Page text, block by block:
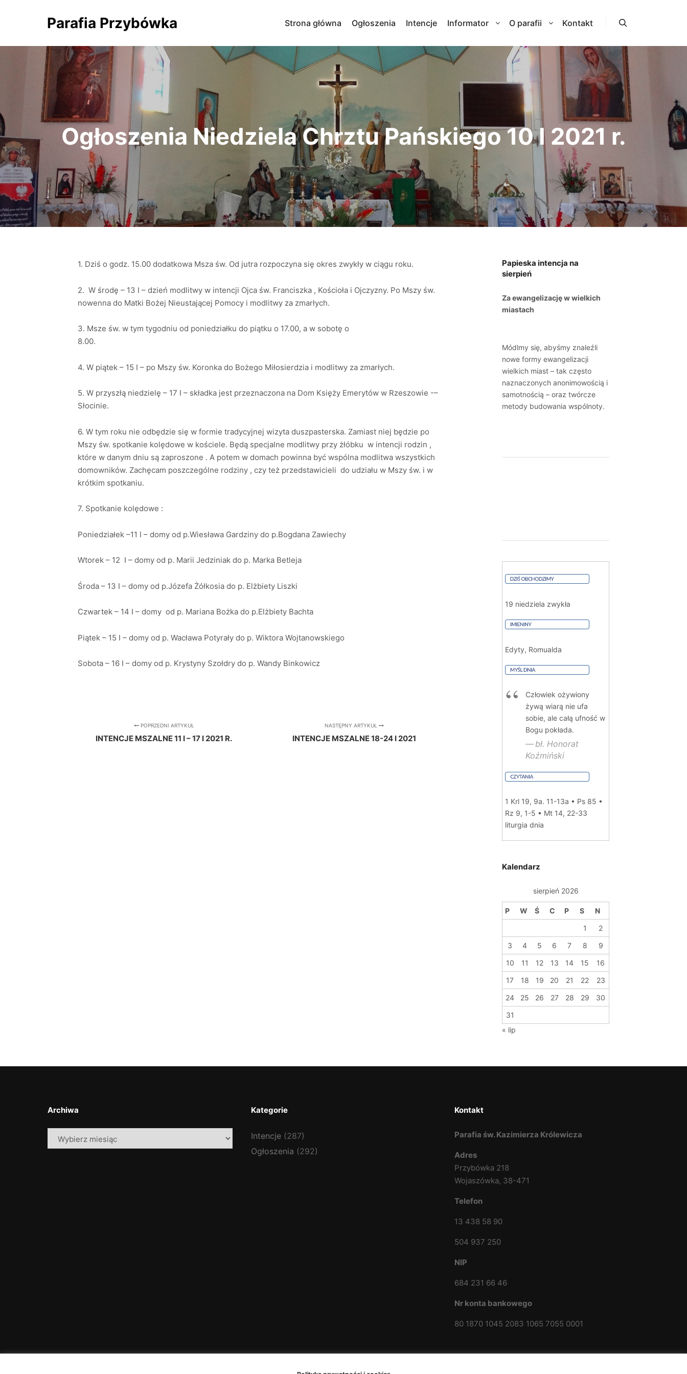
Parafia Przybówka Strona główna Ogłoszenia Intencje Informator O parafii Kontakt
Ogłoszenia Niedziela Chrztu Pańskiego 10 I 2021 r.
1. Dziś o godz. 15.00 dodatkowa Msza św. Od jutra rozpoczyna się okres zwykły w ciągu roku.
2. W środę – 13 I – dzień modlitwy w intencji Ojca św. Franciszka , Kościoła i Ojczyzny. Po Mszy św.
nowenna do Matki Bożej Nieustającej Pomocy i modlitwy za zmarłych.
3. Msze św. w tym tygodniu od poniedziałku do piątku o 17.00, a w sobotę o
8.00.
4. W piątek – 15 I – po Mszy św. Koronka do Bożego Miłosierdzia i modlitwy za zmarłych.
5. W przyszłą niedzielę – 17 I – składka jest przeznaczona na Dom Księży Emerytów w Rzeszowie -–
Słocinie.
6. W tym roku nie odbędzie się w formie tradycyjnej wizyta duszpasterska. Zamiast niej będzie po
Mszy św. spotkanie kolędowe w kościele. Będą specjalne modlitwy przy żłóbku w intencji rodzin ,
które w danym dniu są zaproszone . A potem w domach powinna być wspólna modlitwa wszystkich
domowników. Zachęcam poszczególne rodziny , czy też przedstawicieli do udziału w Mszy św. i w
krótkim spotkaniu.
7. Spotkanie kolędowe :
Poniedziałek –11 I – domy od p.Wiesława Gardziny do p.Bogdana Zawiechy
Wtorek – 12 I – domy od p. Marii Jedziniak do p. Marka Betleja
Środa – 13 I – domy od p.Józefa Żółkosia do p. Elżbiety Liszki
Czwartek – 14 I – domy od p. Mariana Bożka do p.Elżbiety Bachta
Piątek – 15 I – domy od p. Wacława Potyrały do p. Wiktora Wojtanowskiego
Sobota – 16 I – domy od p. Krystyny Szołdry do p. Wandy Binkowicz
POPRZEDNI ARTYKUŁ
INTENCJE MSZALNE 11 I – 17 I 2021 R.
NASTĘPNY ARTYKUŁ
INTENCJE MSZALNE 18-24 I 2021
Papieska intencja na
sierpień
Za ewangelizację w wielkich
miastach
Módlmy się, abyśmy znaleźli
nowe formy ewangelizacji
wielkich miast – tak często
naznaczonych anonimowością i
samotnością – oraz twórcze
metody budowania wspólnoty.
19 niedziela zwykła
Edyty, Romualda
Człowiek ożywiony
żywą wiarą nie ufa
sobie, ale całą ufność w
Bogu pokłada.
bł. Honorat
Koźmiński
1 Krl 19, 9a. 11-13a • Ps 85 •
Rz 9, 1-5 • Mt 14, 22-33
liturgia dnia
Kalendarz
sierpień 2026
P W Ś C P S
N
1
2
3
4 5 6 7 8
9
10
11 12 13 14 15
16
17
18 19 20 21 22
23
24
25 26 27 28 29
30
31
« lip
Archiwa
Archiwa
Kategorie
Intencje(287)
Ogłoszenia (292)
Kontakt
Parafia św. Kazimierza Królewicza
Adres
Przybówka 218
Wojaszówka, 38-471
Telefon
13 438 58 90
504 937 250
NIP
684 231 66 46
Nr konta bankowego
80 1870 1045 2083 1065 7055 0001